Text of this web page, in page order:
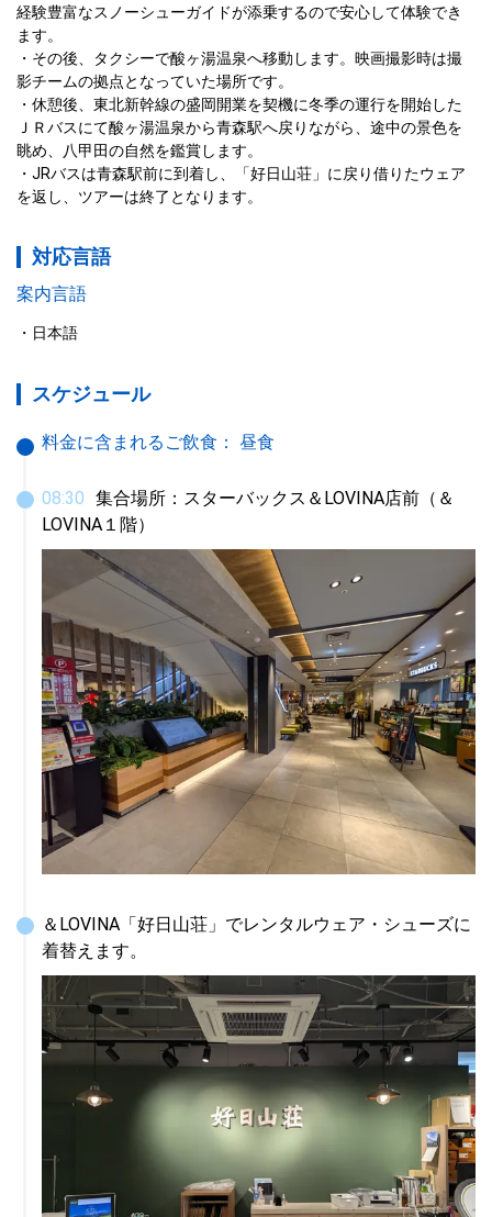
経験豊富なスノーシューガイドが添乗するので安心して体験でき
ます。
その後、タクシーで酸ヶ湯温泉へ移動します。映画撮影時は撮
影チームの拠点となっていた場所です。
休憩後、東北新幹線の盛岡開業を契機に冬季の運行を開始した
ＪＲバスにて酸ヶ湯温泉から青森駅へ戻りながら、途中の景色を
眺め、八甲田の自然を鑑賞します。
JRバスは青森駅前に到着し、「好日山荘」に戻り借りたウェア
を返し、ツアーは終了となります。
対応言語
案内言語
日本語
スケジュール
料金に含まれるご飲食： 昼食
08:30 集合場所：スターバックス＆LOVINA店前（＆
LOVINA１階）
＆LOVINA「好日山荘」でレンタルウェア・シューズに
着替えます。